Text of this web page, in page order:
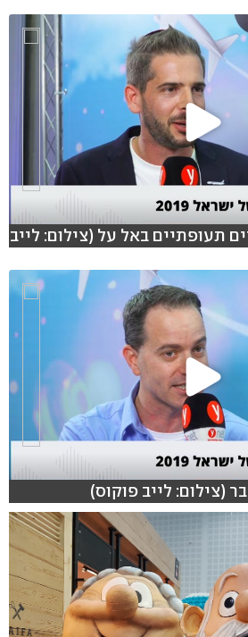
תעופתיים באל על (צילום: לייב
(צילום: לייב פוקוס)